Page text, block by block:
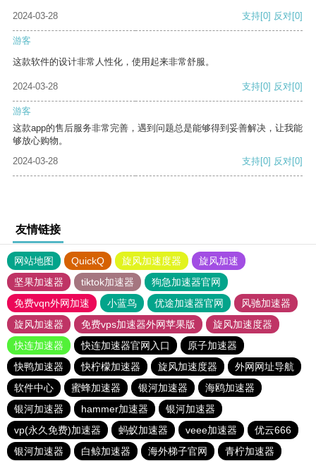
2024-03-28 支持[0] 反对[0]
游客
这款软件的设计非常人性化，使用起来非常舒服。
2024-03-28 支持[0] 反对[0]
游客
这款app的售后服务非常完善，遇到问题总是能够得到妥善解决，让我能
够放心购物。
2024-03-28
支持[0] 反对[0]
友情链接
网站地图 QuickQ 旋风加速度器
旋风加速
坚果加速器
tiktok加速器
狗急加速器官网
免费vqn外网加速
小蓝鸟 优途加速器官网
风驰加速器
旋风加速器
免费vps加速器外网苹果版
旋风加速度器
快连加速器
快连加速器官网入口
原子加速器
快鸭加速器
快柠檬加速器 旋风加速度器
外网网址导航
软件中心
蜜蜂加速器 银河加速器
海鸥加速器
银河加速器
hammer加速器
银河加速器
vp(永久免费)加速器
蚂蚁加速器 veee加速器
优云666
银河加速器
白鲸加速器 海外梯子官网 青柠加速器